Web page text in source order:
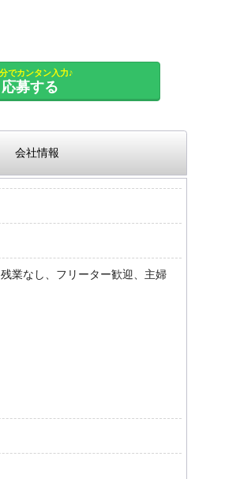
でカンタン入力♪
応募する
会社情報
業なし、フリーター歓迎、主婦